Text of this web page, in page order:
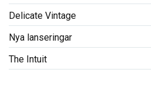
Delicate Vintage
Nya lanseringar
The Intuit